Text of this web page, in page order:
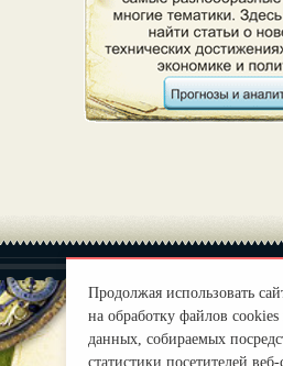
О нас |
Продолжая использовать
на обработку файлов cookies
данных, собираемых
статистики посетителей